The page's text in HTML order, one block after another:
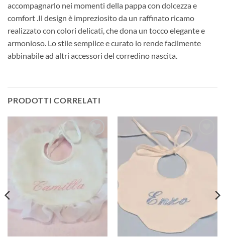
accompagnarlo nei momenti della pappa con dolcezza e
comfort .Il design è impreziosito da un raffinato ricamo
realizzato con colori delicati, che dona un tocco elegante e
armonioso. Lo stile semplice e curato lo rende facilmente
abbinabile ad altri accessori del corredino nascita.
PRODOTTI CORRELATI
Aggiungi
Aggiungi
alla lista